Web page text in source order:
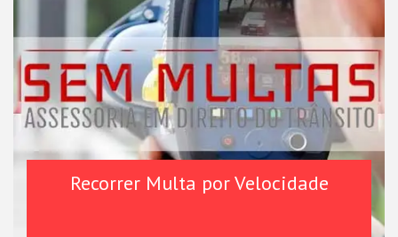
Recorrer Multa por Velocidade